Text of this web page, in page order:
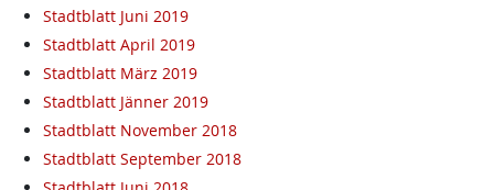
Stadtblatt Juni 2019
Stadtblatt April 2019
Stadtblatt März 2019
Stadtblatt Jänner 2019
Stadtblatt November 2018
Stadtblatt September 2018